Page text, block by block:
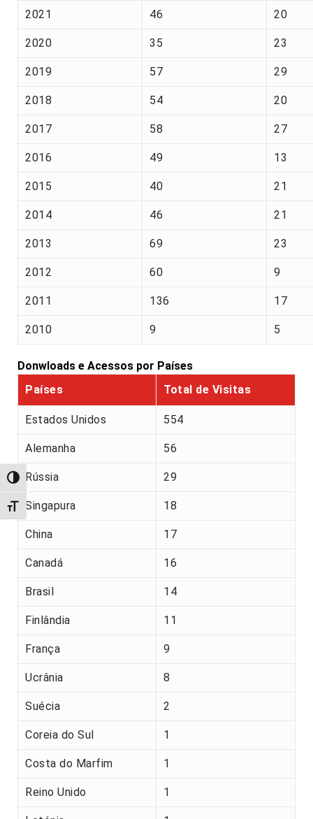
Alternar alto contraste
Alternar tamanho da fonte
2021 46 20
2020 35 23
2019 57 29
2018 54 20
2017 58 27
2016 49 13
2015 40 21
2014 46 21
2013 69 23
2012 60 9
2011 136 17
2010 9 5
Donwloads e Acessos por Países
Países
Total de Visitas
Estados Unidos 554
Alemanha 56
Rússia 29
Singapura 18
China 17
Canadá 16
Brasil 14
Finlândia 11
França 9
Ucrânia 8
Suécia 2
Coreia do Sul 1
Costa do Marfim 1
Reino Unido 1